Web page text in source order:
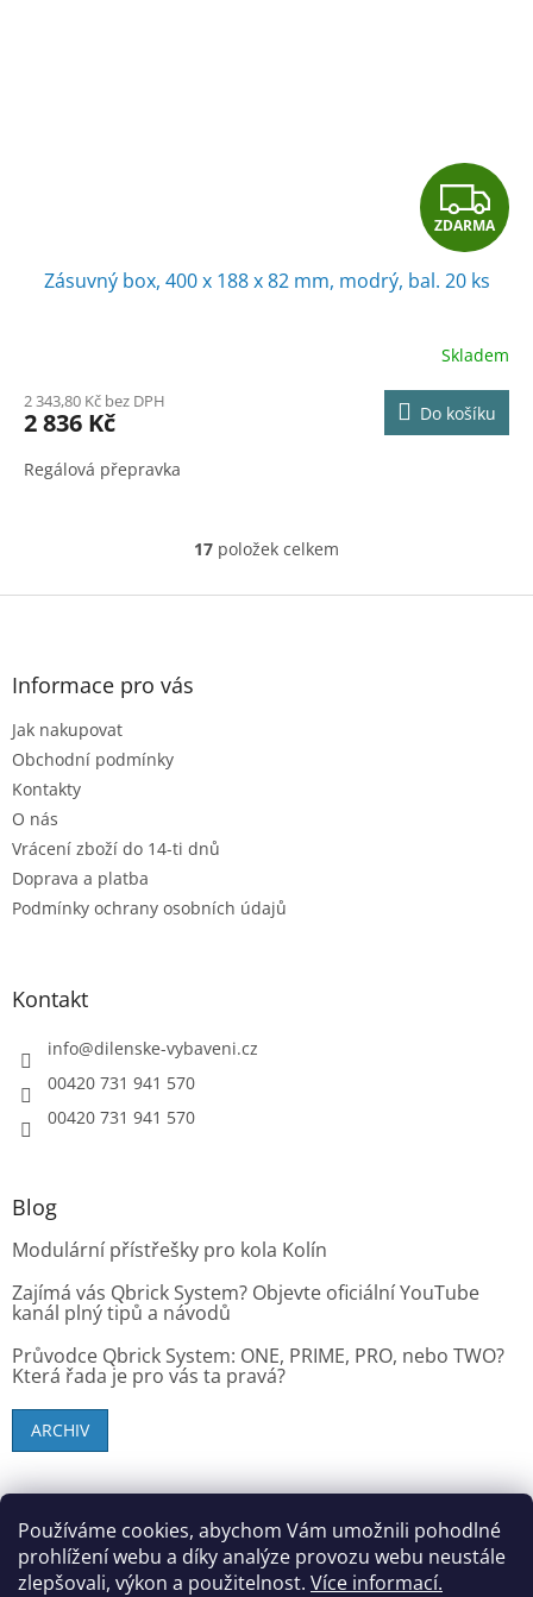
Používáme cookies, abychom Vám umožnili pohodlné
prohlížení webu a díky analýze provozu webu neustále
zlepšovali, výkon a použitelnost. Více informací.
Z
D
A
R
M
A
ZDARMA
Zásuvný box, 400 x 188 x 82 mm, modrý, bal. 20 ks
Skladem
2 343,80 Kč bez DPH
2 836 Kč Do košíku
Regálová přepravka
O
l
p
i
17 položek celkem
Z
Informace pro vás
Jak nakupovat
Obchodní podmínky
Kontakty
O nás
Vrácení zboží do 14-ti dnů
Doprava a platba
Podmínky ochrany osobních údajů
Kontakt
info@dilenske-vybaveni.cz
00420 731 941 570
00420 731 941 570
Blog
Modulární přístřešky pro kola Kolín
Zajímá vás Qbrick System? Objevte oficiální YouTube
kanál plný tipů a návodů
Průvodce Qbrick System: ONE, PRIME, PRO, nebo TWO?
Která řada je pro vás ta pravá?
ARCHIV